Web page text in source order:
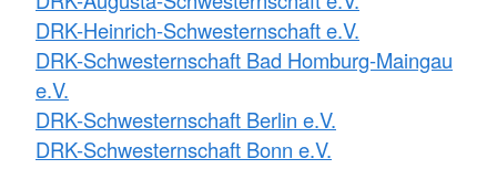
DRK-Heinrich-Schwesternschaft e.V.
DRK-Schwesternschaft Bad Homburg-Maingau
e.V.
DRK-Schwesternschaft Berlin e.V.
DRK-Schwesternschaft Bonn e.V.